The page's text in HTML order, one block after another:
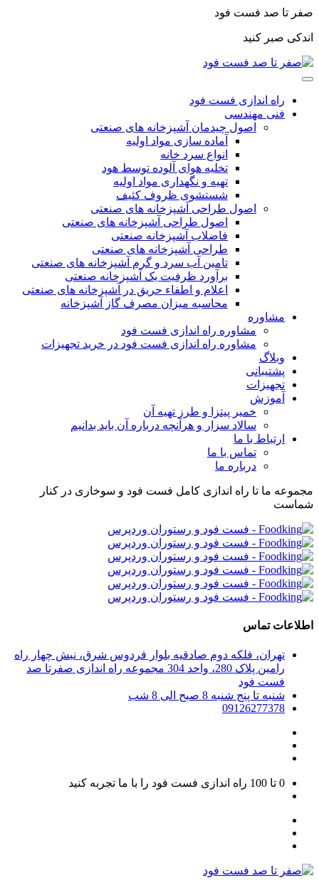
صفر تا صد فست فود
اندکی صبر کنید
راه اندازی فست فود
فنی مهندسی
اصول چیدمان آشپزخانه های صنعتی
آماده سازی مواد اولیه
انواع سرد خانه
تخلیه هوای آلوده توسط هود
تهیه و نگهداری مواد اولیه
شستشوی ظروف کثیف
اصول طراحی آشپزخانه های صنعتی
اصول طراحی آشپزخانه های صنعتی
فاضلاب آشپزخانه صنعتی
طراحی آشپزخانه های صنعتی
تامین آب سرد و گرم آشپزخانه های صنعتی
برآورد ظرفیت یک آشپزخانه صنعتی
اعلام و اطفاء حریق در آشپزخانه های صنعتی
محاسبه میزان مصرف گاز آشپزخانه
مشاوره
مشاوره راه اندازی فست فود
مشاوره راه اندازی فست فود در خرید تجهیزات
وبلاگ
پشتیبانی
تجهیزات
آموزش
خمیر پیتزا و طرز تهیه آن
سالاد سزار و هرآنچه درباره آن باید بدانیم
ارتباط با ما
تماس با ما
درباره ما
مجموعه ما تا راه اندازی کامل فست فود و سوخاری در کنار
شماست
اطلاعات تماس
تهران، فلکه دوم صادقیه بلوار فردوس شرق، نبش چهار راه
رامین پلاک 280، واحد 304 مجموعه راه اندازی صفرتا صد
فست فود
شنبه تا پنج شنبه 8 صبح الی 8 شب
09126277378
0 تا 100 راه اندازی فست فود را با ما تجربه کنید